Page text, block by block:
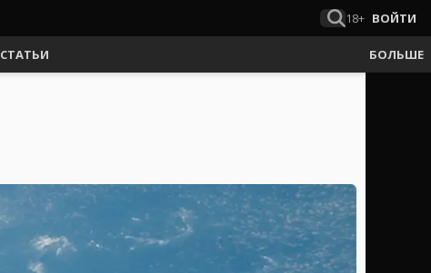
18+ ВОЙТИ
СТАТЬИ БОЛЬШЕ